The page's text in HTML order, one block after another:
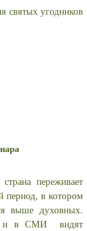
святых угодников
переживает
период, в котором
выше духовных.
и в СМИ видят